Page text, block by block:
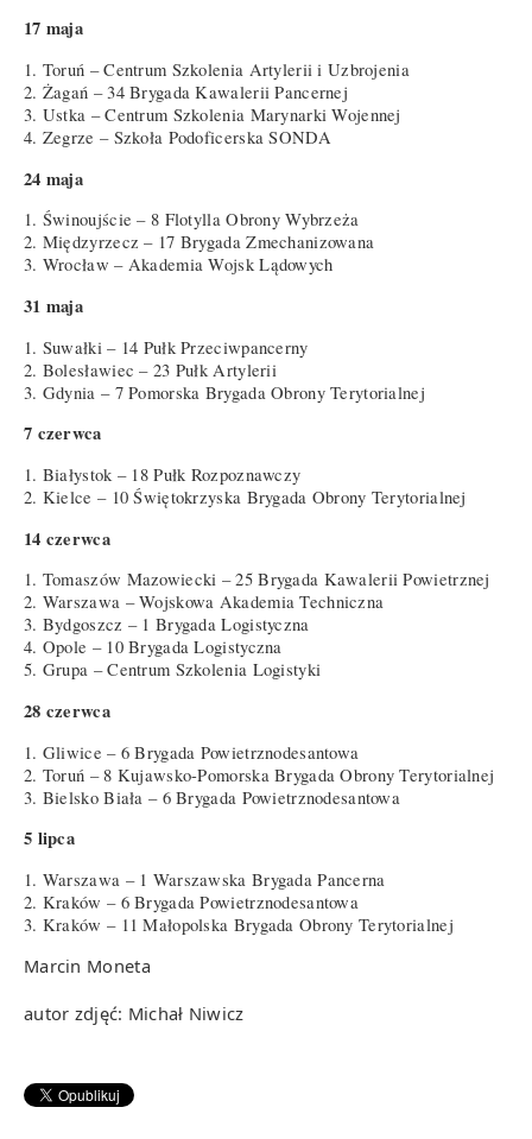
17 maja
1. Toruń – Centrum Szkolenia Artylerii i Uzbrojenia
2. Żagań – 34 Brygada Kawalerii Pancernej
3. Ustka – Centrum Szkolenia Marynarki Wojennej
4. Zegrze – Szkoła Podoficerska SONDA
24 maja
1. Świnoujście – 8 Flotylla Obrony Wybrzeża
2. Międzyrzecz – 17 Brygada Zmechanizowana
3. Wrocław – Akademia Wojsk Lądowych
31 maja
1. Suwałki – 14 Pułk Przeciwpancerny
2. Bolesławiec – 23 Pułk Artylerii
3. Gdynia – 7 Pomorska Brygada Obrony Terytorialnej
7 czerwca
1. Białystok – 18 Pułk Rozpoznawczy
2. Kielce – 10 Świętokrzyska Brygada Obrony Terytorialnej
14 czerwca
1. Tomaszów Mazowiecki – 25 Brygada Kawalerii Powietrznej
2. Warszawa – Wojskowa Akademia Techniczna
3. Bydgoszcz – 1 Brygada Logistyczna
4. Opole – 10 Brygada Logistyczna
5. Grupa – Centrum Szkolenia Logistyki
28 czerwca
1. Gliwice – 6 Brygada Powietrznodesantowa
2. Toruń – 8 Kujawsko-Pomorska Brygada Obrony Terytorialnej
3. Bielsko Biała – 6 Brygada Powietrznodesantowa
5 lipca
1. Warszawa – 1 Warszawska Brygada Pancerna
2. Kraków – 6 Brygada Powietrznodesantowa
3. Kraków – 11 Małopolska Brygada Obrony Terytorialnej
Marcin Moneta
autor zdjęć: Michał Niwicz